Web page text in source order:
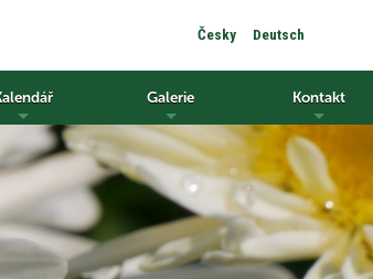
Česky Deutsch
Galerie Kontakt